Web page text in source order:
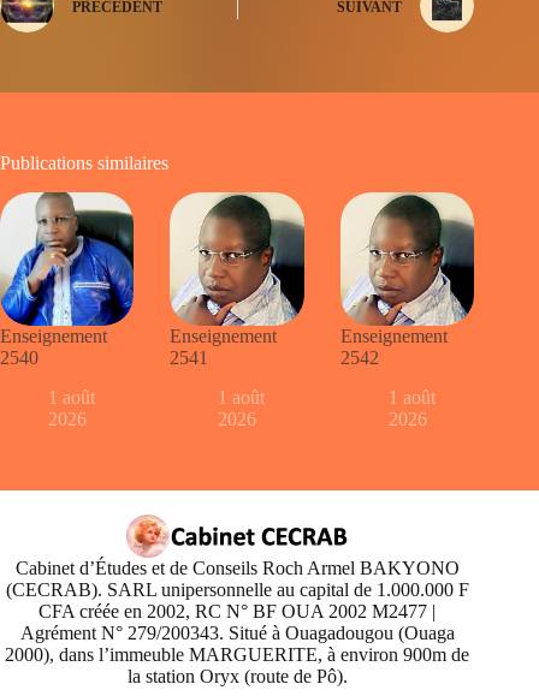
PRÉCÉDENT SUIVANT
Publications similaires
Enseignement
2540
1 août
2026
Enseignement
2541
1 août
2026
Enseignement
2542
1 août
2026
Cabinet d’Études et de Conseils Roch Armel BAKYONO
(CECRAB). SARL unipersonnelle au capital de 1.000.000 F
CFA créée en 2002, RC N° BF OUA 2002 M2477 |
Agrément N° 279/200343. Situé à Ouagadougou (Ouaga
2000), dans l’immeuble MARGUERITE, à environ 900m de
la station Oryx (route de Pô).